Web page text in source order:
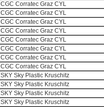
CGC Corratec Graz CYL
CGC Corratec Graz CYL
CGC Corratec Graz CYL
CGC Corratec Graz CYL
CGC Corratec Graz CYL
CGC Corratec Graz CYL
CGC Corratec Graz CYL
CGC Corratec Graz CYL
SKY Sky Plastic Kruschitz
SKY Sky Plastic Kruschitz
SKY Sky Plastic Kruschitz
SKY Sky Plastic Kruschitz